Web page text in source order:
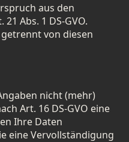
aus den
Abs. 1 DS-GVO.
von diesen
nicht (mehr)
Art. 16 DS-GVO eine
Ihre Daten
eine Vervollständigung